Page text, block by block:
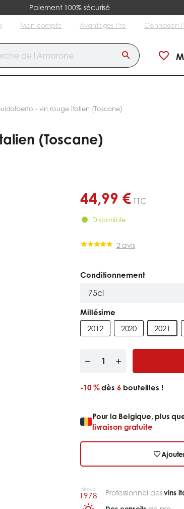
Paiement 100% sécurisé
Mon compte Avantages Pro Connexion
- vin rouge italien (Toscane)
(Toscane)
Disponible
44,99 € TTC
Conditionnement
Millésime
2012 2020 2021
-10 % dès6 bouteilles !
Pour la Belgique, plus
livraison gratuite
2 avis
depuis
1978 Professionnel desvins